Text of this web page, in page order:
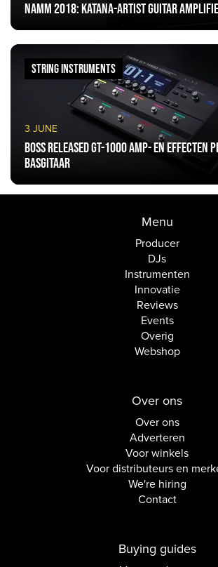
NAMM 2018: Katana-Artist Guitar
3 JUNE
BOSS released GT-1000 amp- en
basgitaar
STRING INSTRUMENTS
Menu
Producer
DJs
Instrumenten
Innovatie
Reviews
Events
Overig
Webshop
Over ons
Over ons
Adverteren
Voor winkels
Voor distributeurs en
We're hiring
Contact
Buying guides